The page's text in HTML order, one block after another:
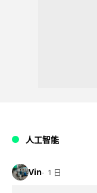
人工智能
Vin 1 日